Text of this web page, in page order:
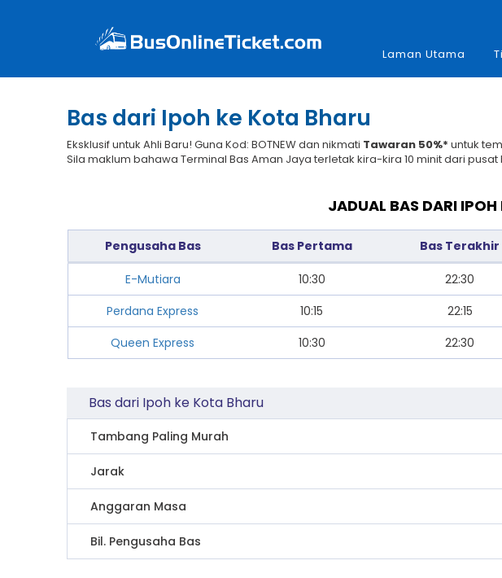
Laman Utama
Bas dari Ipoh ke Kota Bharu
Eksklusif untuk Ahli Baru! Guna Kod: BOTNEW dan nikmati Tawaran 50%* untuk
Sila maklum bahawa Terminal Bas Aman Jaya terletak kira-kira 10 minit dari
JADUAL BAS DARI
Pengusaha Bas Bas Pertama Bas Terakhir
E-Mutiara 10:30 22:30
Perdana Express
10:15 22:15
Queen Express
10:30 22:30
Bas dari Ipoh ke Kota Bharu
Tambang Paling Murah
Jarak
Anggaran Masa
Bil. Pengusaha Bas